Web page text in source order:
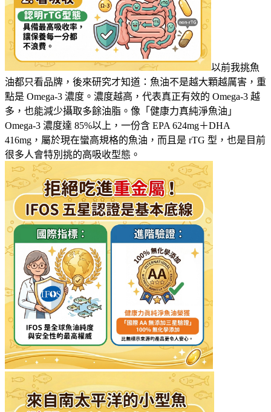
以前我挑魚
油都只看品牌，後來研究才知道：魚油不是越大顆越厲害，重
點是 Omega-3 濃度。濃度越高，代表真正有效的 Omega-3 越
多，也能減少攝取多餘油脂。像「健康力真純淨魚油」
Omega-3 濃度達 85%以上，一份含 EPA 624mg＋DHA
416mg，屬於現在蠻高規格的魚油，而且是 rTG 型，也是目前
很多人會特別挑的高吸收型態。